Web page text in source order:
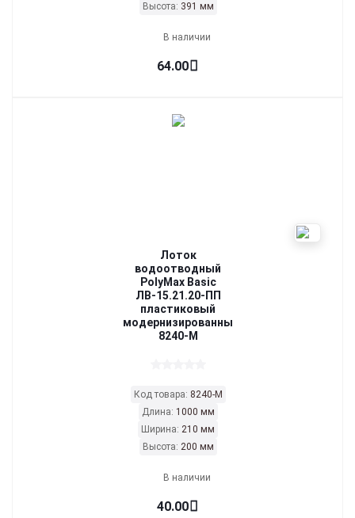
Высота: 391 мм
В наличии
64.00
Лоток
водоотводный
PolyMax Basic
ЛВ-15.21.20-ПП
пластиковый
модернизированный
8240-М
Код товара: 8240-М
Длина: 1000 мм
Ширина: 210 мм
Высота: 200 мм
В наличии
40.00